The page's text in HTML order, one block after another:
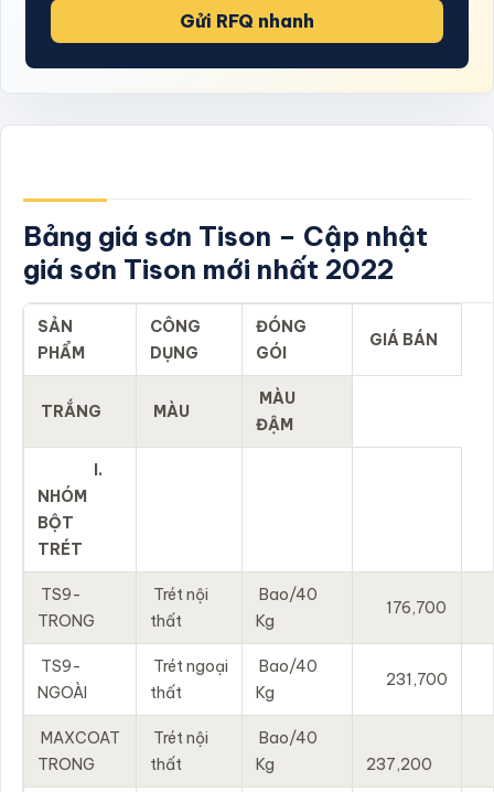
Gửi RFQ nhanh
Bảng giá sơn Tison – Cập nhật
giá sơn Tison mới nhất 2022
SẢN
PHẨM
CÔNG
DỤNG
ĐÓNG
GÓI
GIÁ BÁN
TRẮNG MÀU
MÀU
ĐẬM
I.
NHÓM
BỘT
TRÉT
TS9-
TRONG
Trét nội
thất
Bao/40
Kg
176,700
TS9-
NGOÀI
Trét ngoại
thất
Bao/40
Kg
231,700
MAXCOAT
TRONG
Trét nội
thất
Bao/40
Kg
237,200